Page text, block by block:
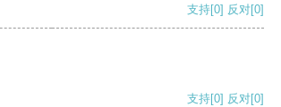
支持[0] 反对[0]
支持[0] 反对[0]